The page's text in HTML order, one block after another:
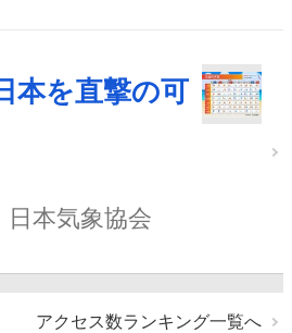
本を直撃の可
日本気象協会
アクセス数ランキング一覧へ